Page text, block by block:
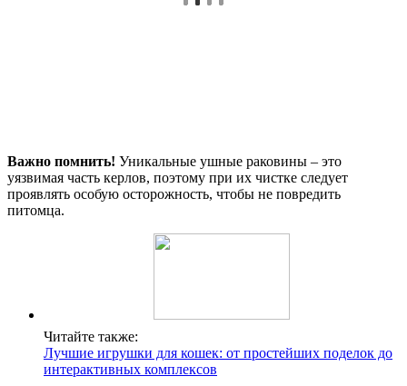
Важно помнить! Уникальные ушные раковины – это
уязвимая часть керлов, поэтому при их чистке следует
проявлять особую осторожность, чтобы не повредить
питомца.
Читайте также:
Лучшие игрушки для кошек: от простейших поделок до
интерактивных комплексов